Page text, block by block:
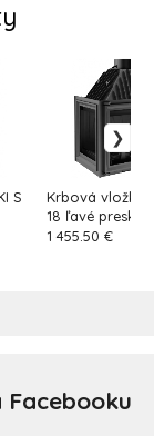
S
Krbová vložka
18 ľavé
1 455.50 €
Facebooku